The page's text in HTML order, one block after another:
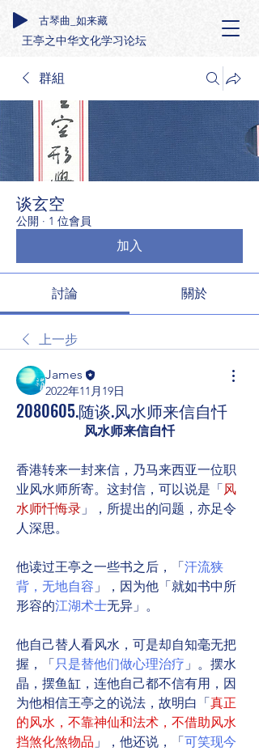
古琴曲_如来藏
王亭之中华文化学习论坛
群組
谈玄空
公開 · 1 位會員
加入
討論 關於
上一步
James
2022年11月19日
2080605.随谈.风水师来信自忏
风水师来信自忏
香港转来一封来信，乃马来西亚一位职
业风水师所寄。这封信，可以说是「 风
水师忏悔录 」，所提出的问题，亦足令
人深思。
他读过王亭之一些书之后，「 汗流狭
背，无地自容 」，因为他「就如书中所
形容的江湖术士无异」。
他自己替人看风水，可是却自知毫无把
握，「 只是替他们做心理治疗 」。摆水
晶，摆鱼缸，连他自己都不信有用，因
为他相信王亭之的说法，故明白「 真正
的风水，不靠神仙和法术，不借助风水
挡煞化煞物品 」，他还说，「 可笑现今